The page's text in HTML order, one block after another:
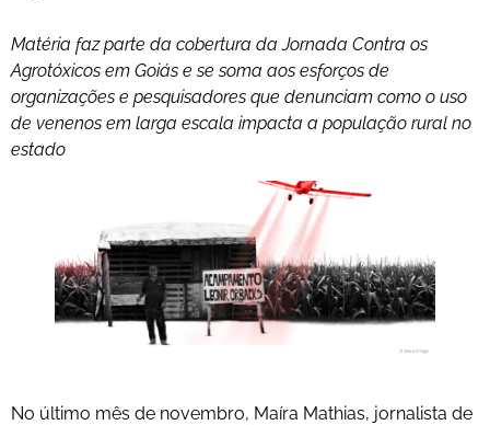
Matéria faz parte da cobertura da Jornada Contra os
Agrotóxicos em Goiás e se soma aos esforços de
organizações e pesquisadores que denunciam como o uso
de venenos em larga escala impacta a população rural no
estado
No último mês de novembro, Maíra Mathias, jornalista de